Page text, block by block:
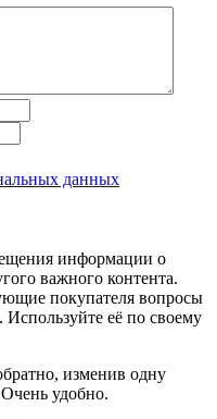
данных
информации о
важного контента.
покупателя вопросы
Используйте её по своему
изменив одну
удобно.